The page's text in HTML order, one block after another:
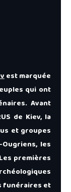
est marquée
qui ont
Avant
de Kiev, la
et groupes
les
premières
funéraires et